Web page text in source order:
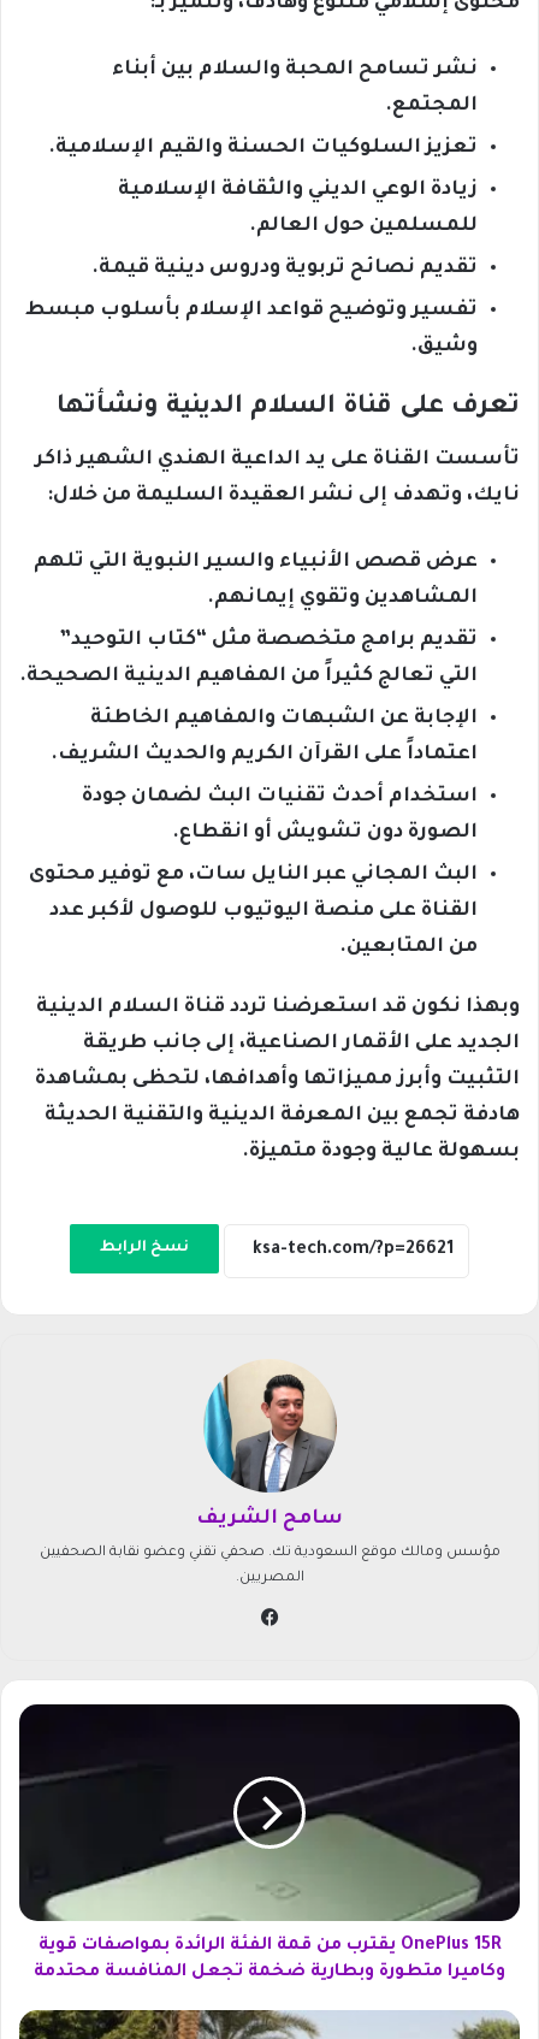
نشر تسامح المحبة والسلام بين أبناء
المجتمع.
تعزيز السلوكيات الحسنة والقيم الإسلامية.
زيادة الوعي الديني والثقافة الإسلامية
للمسلمين حول العالم.
تقديم نصائح تربوية ودروس دينية قيمة.
تفسير وتوضيح قواعد الإسلام بأسلوب مبسط
وشيق.
تعرف على قناة السلام الدينية ونشأتها
تأسست القناة على يد الداعية الهندي الشهير ذاكر
نايك، وتهدف إلى نشر العقيدة السليمة من خلال:
عرض قصص الأنبياء والسير النبوية التي تلهم
المشاهدين وتقوي إيمانهم.
تقديم برامج متخصصة مثل “كتاب التوحيد”
التي تعالج كثيراً من المفاهيم الدينية الصحيحة.
الإجابة عن الشبهات والمفاهيم الخاطئة
اعتماداً على القرآن الكريم والحديث الشريف.
استخدام أحدث تقنيات البث لضمان جودة
الصورة دون تشويش أو انقطاع.
البث المجاني عبر النايل سات، مع توفير محتوى
القناة على منصة اليوتيوب للوصول لأكبر عدد
من المتابعين.
وبهذا نكون قد استعرضنا تردد قناة السلام الدينية
الجديد على الأقمار الصناعية، إلى جانب طريقة
التثبيت وأبرز مميزاتها وأهدافها، لتحظى بمشاهدة
هادفة تجمع بين المعرفة الدينية والتقنية الحديثة
بسهولة عالية وجودة متميزة.
نسخ الرابط
سامح الشريف
مؤسس ومالك موقع السعودية تك. صحفي تقني وعضو نقابة الصحفيين
المصريين.
O
1
5
ت
OnePlus 15R يقترب من قمة الفئة الرائدة بمواصفات قوية
وكاميرا متطورة وبطارية ضخمة تجعل المنافسة محتدمة
و